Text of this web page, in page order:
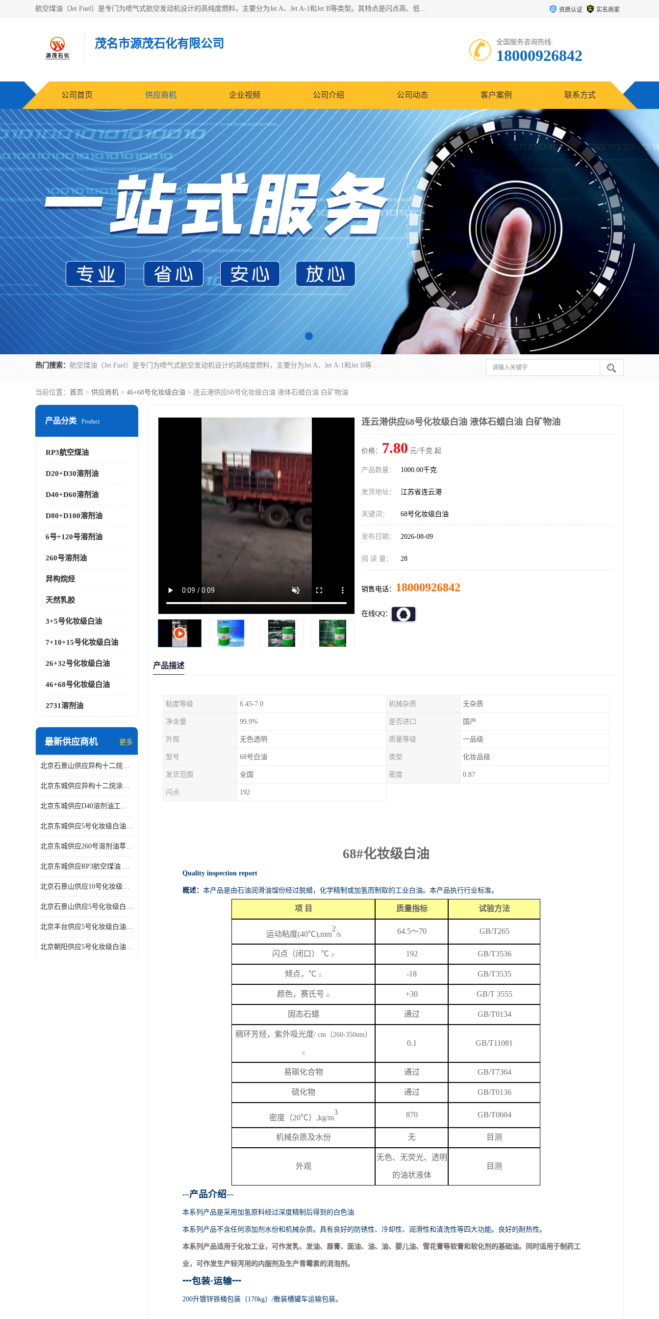
航空煤油（Jet Fuel）是专门为喷气式航空发动机设计的高纯度燃料，主要分为Jet A、Jet A-1和Jet B等类型。其特点是闪点高、低温流动性好，并添加了抗静电剂和抗氧化剂以确保飞行安全。航空煤油需 资质认证 实名商家
茂名市源茂石化有限公司 全国服务咨询热线:
18000926842
公司首页 供应商机 企业视频 公司介绍 公司动态 客户案例 联系方式
热门搜索： 航空煤油（Jet Fuel）是专门为喷气式航空发动机设计的高纯度燃料，主要分为Jet A、Jet A-1和Jet B等类型。其特点是闪点高、低温流动性好，并添加了抗静电剂和抗氧化剂以确保飞行安全。航空煤油需
当前位置： 首页 > 供应商机 > 46+68号化妆级白油 > 连云港供应68号化妆级白油 液体石蜡白油 白矿物油
产品分类 Product
RP3航空煤油
D20+D30溶剂油
D40+D60溶剂油
D80+D100溶剂油
6号+120号溶剂油
260号溶剂油
异构烷烃
天然乳胶
3+5号化妆级白油
7+10+15号化妆级白油
26+32号化妆级白油
46+68号化妆级白油
2731溶剂油
最新供应商机 更多
北京石景山供应异构十二烷香精助剂
北京东城供应异构十二烷涂料胶粘油墨稀释剂
北京东城供应D40溶剂油工业金属清洗
北京东城供应5号化妆级白油钻井液润滑剂
北京东城供应260号溶剂油萃取溶剂油金属萃取剂
北京东城供应RP3航空煤油 高含量国标工业级航空煤油燃料油 无色透明
北京石景山供应10号化妆级白油高精密机械润滑油
北京石景山供应5号化妆级白油缝纫机油 设备润滑油
北京丰台供应5号化妆级白油纤维与织物柔软光亮
北京朝阳供应5号化妆级白油纺织时的润滑剂
连云港供应68号化妆级白油 液体石蜡白油 白矿物油
价格： 7.80 元/千克 起
产品数量： 1000.00千克
发货地址： 江苏省连云港
关键词： 68号化妆级白油
发布日期： 2026-08-09
阅 读 量： 28
销售电话： 18000926842
在线QQ：
产品描述
粘度等级 6.45-7.0 机械杂质 无杂质
净含量 99.9% 是否进口 国产
外观 无色透明 质量等级 一品级
型号 68号白油 类型 化妆品级
发货范围 全国 密度 0.87
闪点 192
68#化妆级白油
Quality inspection report
概述： 本产品是由石油润滑油馏份经过脱蜡，化学精制或加氢而制取的工业白油。本产品执行行业标准。
项 目 质量指标 试验方法
运动粘度(40℃),mm
2
/s 64.5～70 GB/T265
闪 点 （闭口） ℃ ≥ 192 GB/T3536
倾点， ℃ ≤ -18 GB/T3535
颜色，赛氏号 ≥ +30 GB/T 3555
固态石蜡 通过 GB/T0134
稠环芳烃，紫外吸光度/ cm（260-350nm）
≤
0.1 GB/T11081
易碳化合物 通过 GB/T7364
硫化物 通过 GB/T0136
密度（20℃）,kg/m
3 870 GB/T0604
机械杂质及水份 无 目测
外观
无色、无荧光、透明
的油状液体
目测
┅产品介绍┅
本系列产品是采用加氢原料经过深度精制后得到的白色油.
本系列产品不含任何添加剂水份和机械杂质。具有良好的防锈性、冷却性、润滑性和清洗性等四大功能。良好的耐热性。
本系列产品适用于化妆工业，可作发乳、发油、唇膏、面油、油、油、婴儿油、雪花膏等软膏和软化剂的基础油。同时适用于制药工
业，可作发生产轻泻用的内服剂及生产青霉素的消泡剂。
┅包装·运输┅
200升镀锌铁桶包装（170kg）/散装槽罐车运输包装。